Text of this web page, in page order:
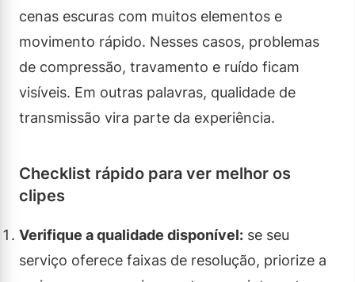
cenas escuras com muitos elementos e
movimento rápido. Nesses casos, problemas
de compressão, travamento e ruído ficam
visíveis. Em outras palavras, qualidade de
transmissão vira parte da experiência.
Checklist rápido para ver melhor os
clipes
Verifique a qualidade disponível: se seu
serviço oferece faixas de resolução, priorize a